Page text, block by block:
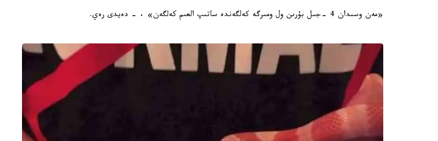
«مەن وسىدان 4 -جىل بۇرىن ول ومىرگە كەلگەندە ساتىپ العىم كەلگەن» ، - دەيدى رەي.